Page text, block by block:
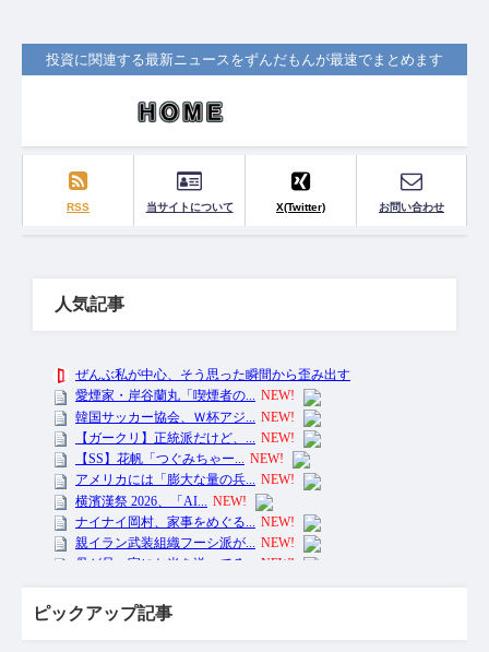
投資に関連する最新ニュースをずんだもんが最速でまとめます
RSS 当サイトについて X(Twitter) お問い合わせ
人気記事
ピックアップ記事